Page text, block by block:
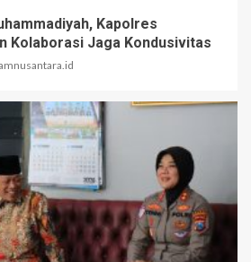
Kapolres
Kolaborasi Jaga Kondusivitas